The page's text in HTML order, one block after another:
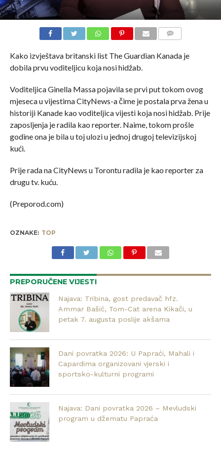
Kako izvještava britanski list The Guardian Kanada je
dobila prvu voditeljicu koja nosi hidžab.
Voditeljica Ginella Massa pojavila se prvi put tokom ovog
mjeseca u vijestima CityNews-a čime je postala prva žena u
historiji Kanade kao voditeljica vijesti koja nosi hidžab. Prije
zaposljenja je radila kao reporter. Naime, tokom prošle
godine ona je bila u toj ulozi u jednoj drugoj televizijskoj
kući.
Prije rada na CityNews u Torontu radila je kao reporter za
drugu tv. kuću.
(Preporod.com)
OZNAKE: TOP
PREPORUČENE VIJESTI
Najava: Tribina, gost predavač hfz.
Ammar Bašić, Tom-Cat arena Kikači, u
petak 7. augusta poslije akšama
Dani povratka 2026: U Papraći, Mahali i
Capardima organizovani vjerski i
sportsko-kulturni programi
Najava: Dani povratka 2026 – Mevludski
program u džematu Papraća